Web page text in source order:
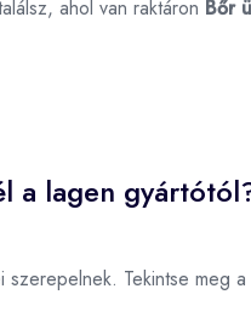
ahol van raktáron Bőr
a lagen
Tekintse meg